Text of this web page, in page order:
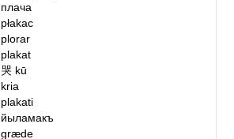
плача
płakac
plorar
plakat
哭 kū
kria
plakati
йыламакъ
græde